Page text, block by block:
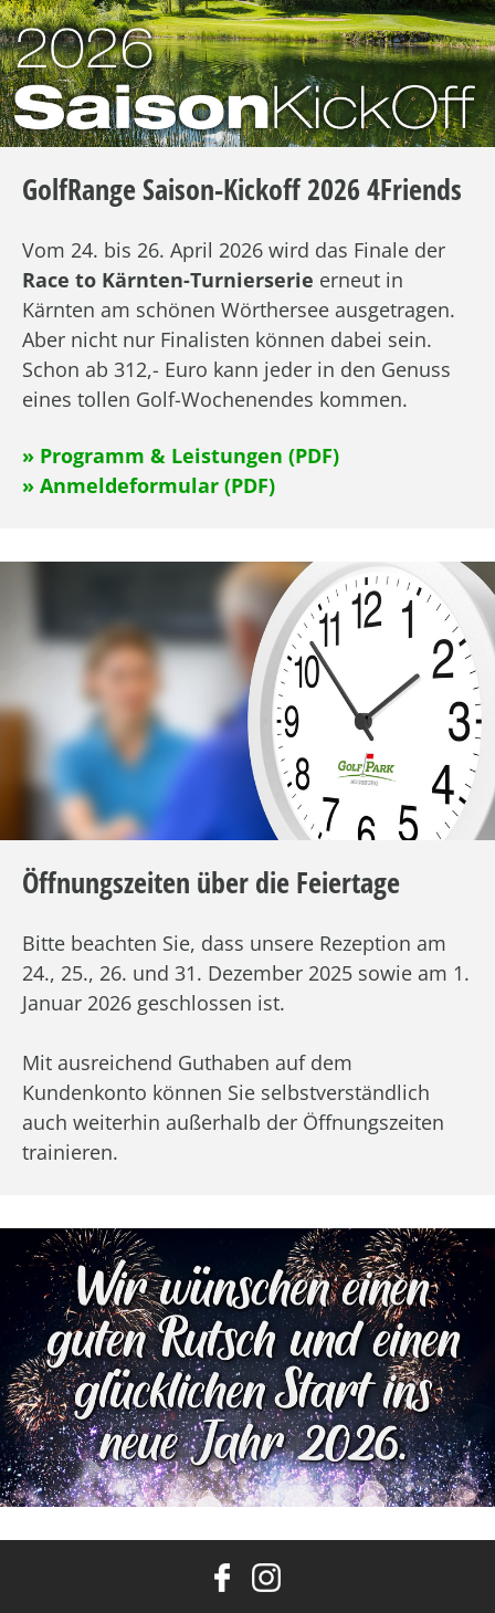
GolfRange Saison-Kickoff 2026 4Friends
Vom 24. bis 26. April 2026 wird das Finale der
Race to Kärnten-Turnierserie erneut in
Kärnten am schönen Wörthersee ausgetragen.
Aber nicht nur Finalisten können dabei sein.
Schon ab 312,- Euro kann jeder in den Genuss
eines tollen Golf-Wochenendes kommen.
» Programm & Leistungen (PDF)
» Anmeldeformular (PDF)
Öffnungszeiten über die Feiertage
Bitte beachten Sie, dass unsere Rezeption am
24., 25., 26. und 31. Dezember 2025 sowie am 1.
Januar 2026 geschlossen ist.
Mit ausreichend Guthaben auf dem
Kundenkonto können Sie selbstverständlich
auch weiterhin außerhalb der Öffnungszeiten
trainieren.